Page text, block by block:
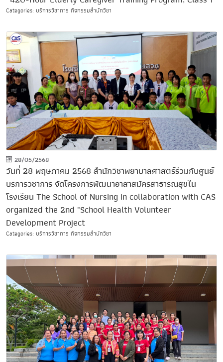
Categories: บริการวิชาการ กิจกรรมสำนักวิชา
28/05/2568
วันที่ 28 พฤษภาคม 2568 สำนักวิชาพยาบาลศาสตร์ร่วมกับศูนย์
บริการวิชาการ จัดโครงการพัฒนาอาสาสมัครสาธารณสุขใน
โรงเรียน The School of Nursing in collaboration with CAS
organized the 2nd "School Health Volunteer
Development Project
Categories: บริการวิชาการ กิจกรรมสำนักวิชา